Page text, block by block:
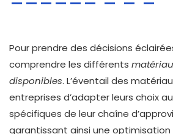
Pour prendre des décisions
comprendre les différents
disponibles. L’éventail des
entreprises d’adapter leurs choix
spécifiques de leur chaîne
garantissant ainsi une